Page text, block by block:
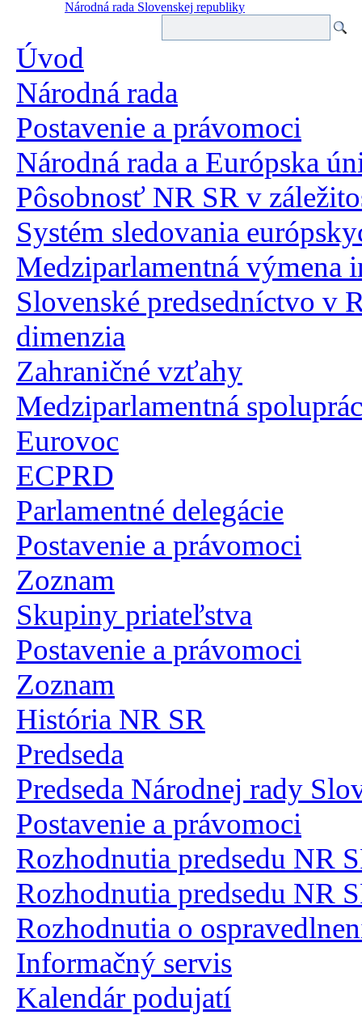
Národná rada Slovenskej republiky
Úvod
Národná rada
Postavenie a právomoci
Národná rada a Európska
Pôsobnosť NR SR v
Systém sledovania
Medziparlamentná
Slovenské predsedníctvo v
dimenzia
Zahraničné vzťahy
Medziparlamentná
Eurovoc
ECPRD
Parlamentné delegácie
Postavenie a právomoci
Zoznam
Skupiny priateľstva
Postavenie a právomoci
Zoznam
História NR SR
Predseda
Predseda Národnej rady
Postavenie a právomoci
Rozhodnutia predsedu NR
Rozhodnutia predsedu NR
Rozhodnutia o
Informačný servis
Kalendár podujatí